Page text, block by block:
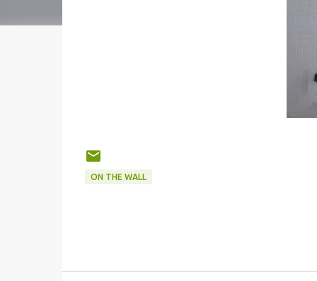
ON THE WALL